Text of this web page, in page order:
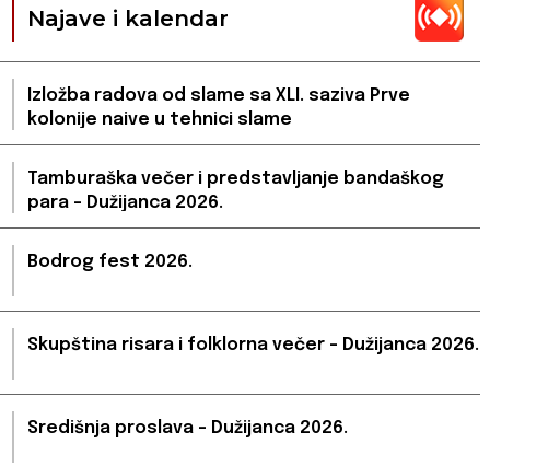
Najave i kalendar
Izložba radova od slame sa XLI. saziva Prve
kolonije naive u tehnici slame
Tamburaška večer i predstavljanje bandaškog
para – Dužijanca 2026.
Bodrog fest 2026.
Skupština risara i folklorna večer – Dužijanca 2026.
Središnja proslava – Dužijanca 2026.